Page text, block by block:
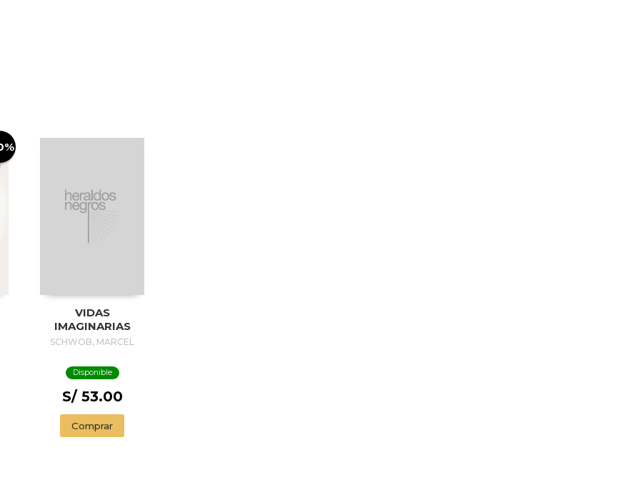
VIDAS
IMAGINARIAS
SCHWOB, MARCEL
Disponible
S/ 53.00
Comprar